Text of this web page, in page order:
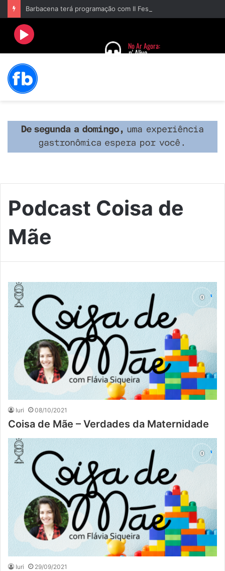
Podcast Coisa de
Mãe
Iuri 08/10/2021
Coisa de Mãe – Verdades da Maternidade
Iuri 29/09/2021